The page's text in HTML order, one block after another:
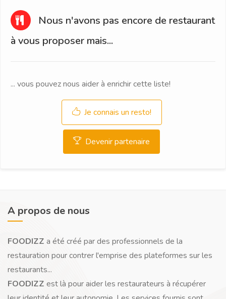
Nous n'avons pas encore de restaurant
à vous proposer mais...
... vous pouvez nous aider à enrichir cette liste!
Je connais un resto!
Devenir partenaire
A propos de nous
FOODIZZ a été créé par des professionnels de la
restauration pour contrer l'emprise des plateformes sur les
restaurants...
FOODIZZ est là pour aider les restaurateurs à récupérer